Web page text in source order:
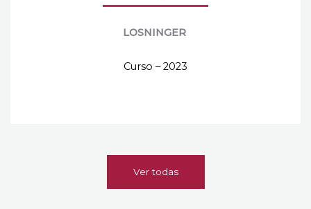
LOSNINGER
Curso – 2023
Ver todas